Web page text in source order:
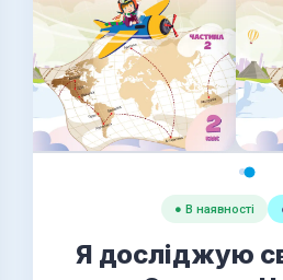
● В наявності
Я досліджую